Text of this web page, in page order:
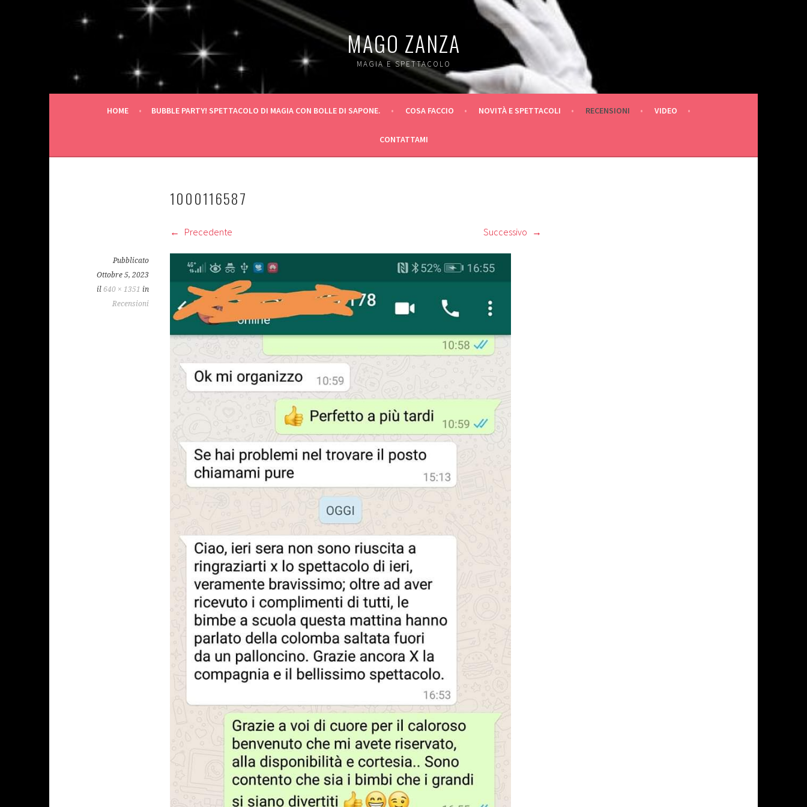
MAGO ZANZA
MAGIA E SPETTACOLO
HOME BUBBLE PARTY! SPETTACOLO DI MAGIA CON BOLLE DI SAPONE. COSA FACCIO NOVITÀ E SPETTACOLI RECENSIONI VIDEO
CONTATTAMI
1000116587
Precedente Successivo
Pubblicato
Ottobre 5, 2023
il 640 × 1351 in
Recensioni